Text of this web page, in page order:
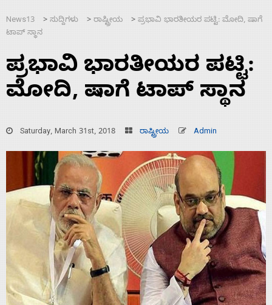
News13 > ಸುದ್ದಿಗಳು > ರಾಷ್ಟ್ರೀಯ > ಪ್ರಭಾವಿ ಭಾರತೀಯರ ಪಟ್ಟಿ: ಮೋದಿ, ಷಾಗೆ
ಟಾಪ್ ಸ್ಥಾನ
ಪ್ರಭಾವಿ ಭಾರತೀಯರ ಪಟ್ಟಿ:
ಮೋದಿ, ಷಾಗೆ ಟಾಪ್ ಸ್ಥಾನ
Saturday, March 31st, 2018 ರಾಷ್ಟ್ರೀಯ Admin